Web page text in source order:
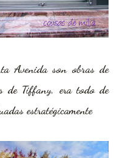
Avenida son obras de
de Tiffany, era todo de
estratégicamente